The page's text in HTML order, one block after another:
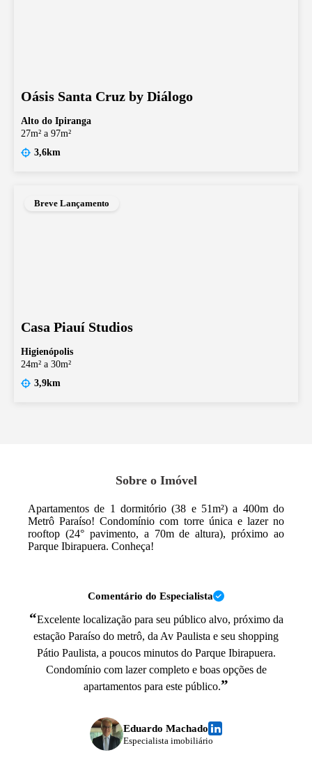
Oásis Santa Cruz by Diálogo
Alto do Ipiranga
27m² a 97m²
3,6km
Breve Lançamento
Casa Piauí Studios
Higienópolis
24m² a 30m²
3,9km
Sobre o Imóvel
Apartamentos de 1 dormitório (38 e 51m²) a 400m do
Metrô Paraíso! Condomínio com torre única e lazer no
rooftop (24° pavimento, a 70m de altura), próximo ao
Parque Ibirapuera. Conheça!
Comentário do Especialista
“Excelente localização para seu público alvo, próximo da
estação Paraíso do metrô, da Av Paulista e seu shopping
Pátio Paulista, a poucos minutos do Parque Ibirapuera.
Condomínio com lazer completo e boas opções de
apartamentos para este público.”
Eduardo Machado
Especialista imobiliário